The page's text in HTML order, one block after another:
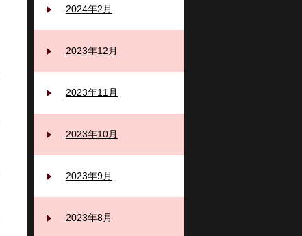
2024年2月
2023年12月
2023年11月
2023年10月
2023年9月
2023年8月